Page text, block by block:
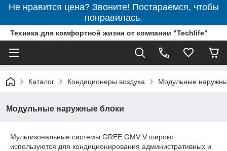
Не нравится цена? Звоните! Постараемся, чтобы
понравилась.
Техника для комфортной жизни от компании "Techlife"
Каталог Кондиционеры воздуха Модульные
Модульные наружные блоки
Мультизональные системы GREE GMV V широко
используются для кондиционирования административных и